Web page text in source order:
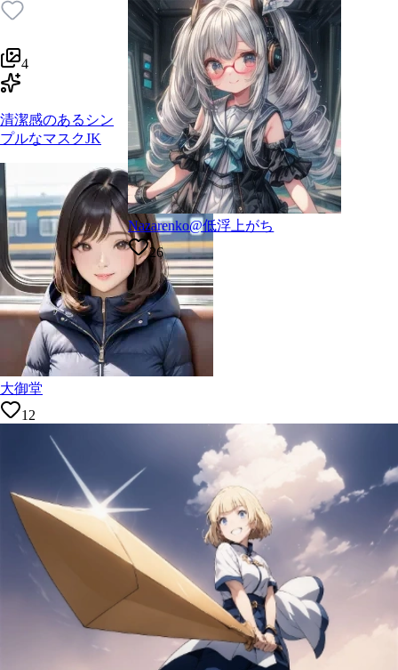
4
清潔感のあるシン
プルなマスクJK
大御堂
12
Nazarenko@低浮上がち
26